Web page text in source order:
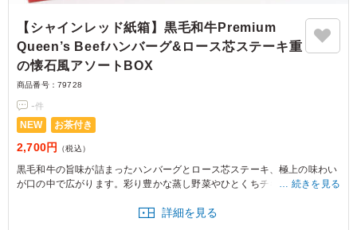
【シャインレッド紙箱】黒毛和牛Premium
Queen’s Beefハンバーグ&ロース芯ステーキ重
の懐石風アソートBOX
商品番号： 79728
-件
NEW お茶付き
2,700円 （税込）
黒毛和牛の旨味が詰まったハンバーグとロース芯ステーキ、極上の味わい
が口の中で広がります。彩り豊かな蒸し野菜やひとくちチキンカツが添え
続きを見る
詳細を見る